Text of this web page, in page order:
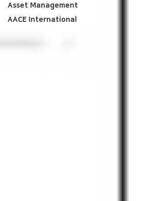
Asset Management
AACE International